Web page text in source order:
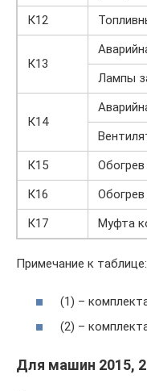
К12
К13
Лампы
К14
К15
Обогрев
К16
Обогрев
К17
Муфта
Примечание к таблице:
(1) –
(2) –
Для машин 2015,